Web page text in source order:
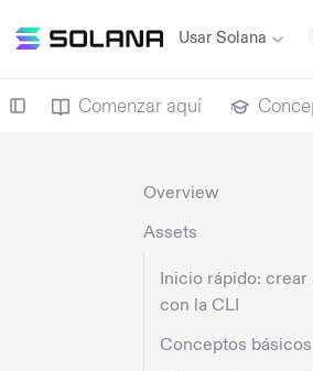
Usar Solana
Comenzar aquí
Overview
Assets
Inicio rápido: crear
con la CLI
Conceptos básicos